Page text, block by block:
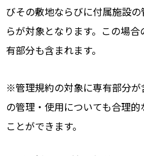
びその敷地ならびに付属施設
らが対象となります。この場
有部分も含まれます。
※管理規約の対象に専有部分
の管理・使用についても合理
ことができます。